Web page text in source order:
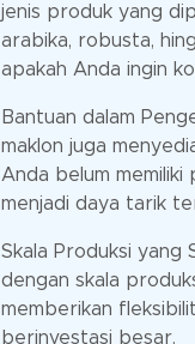
jenis produk yang
arabika, robusta,
apakah Anda ingin
Bantuan dalam
maklon juga
Anda belum memiliki
menjadi daya tarik
Skala Produksi yang
dengan skala
memberikan
berinvestasi besar.